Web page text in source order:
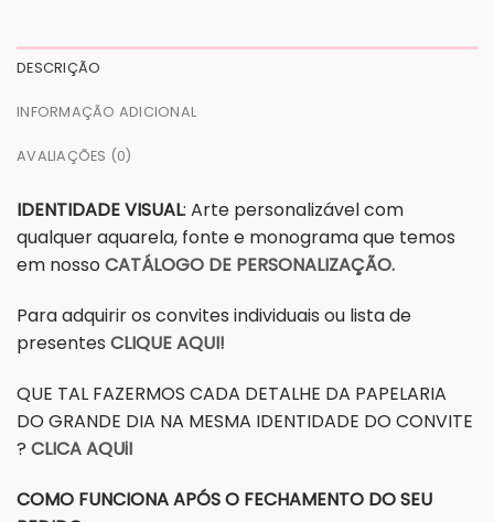
DESCRIÇÃO
INFORMAÇÃO ADICIONAL
AVALIAÇÕES (0)
IDENTIDADE VISUAL: Arte personalizável com
qualquer aquarela, fonte e monograma que temos
em nossoCATÁLOGO DE PERSONALIZAÇÃO.
Para adquirir os convites individuais ou lista de
presentes CLIQUE AQUI!
QUE TAL FAZERMOS CADA DETALHE DA PAPELARIA
DO GRANDE DIA NA MESMA IDENTIDADE DO CONVITE
? CLICA AQUiI
COMO FUNCIONA APÓS O FECHAMENTO DO SEU